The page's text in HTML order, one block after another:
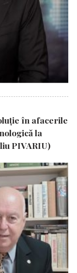
în afacerile
la
PIVARIU)